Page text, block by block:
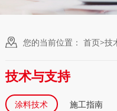
您的当前位置： 首页>技
技术与支持
涂料技术 施工指南